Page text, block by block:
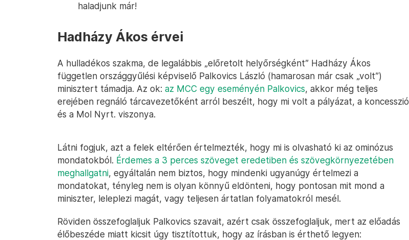
haladjunk már!
Hadházy Ákos érvei
A hulladékos szakma, de legalábbis „előretolt helyőrségként” Hadházy Ákos
független országgyűlési képviselő Palkovics László (hamarosan már csak „volt”)
minisztert támadja. Az ok: az MCC egy eseményén Palkovics, akkor még teljes
erejében regnáló tárcavezetőként arról beszélt, hogy mi volt a pályázat, a koncesszió
és a Mol Nyrt. viszonya.
Látni fogjuk, azt a felek eltérően értelmezték, hogy mi is olvasható ki az ominózus
mondatokból. Érdemes a 3 perces szöveget eredetiben és szövegkörnyezetében
meghallgatni, egyáltalán nem biztos, hogy mindenki ugyanúgy értelmezi a
mondatokat, tényleg nem is olyan könnyű eldönteni, hogy pontosan mit mond a
miniszter, leleplezi magát, vagy teljesen ártatlan folyamatokról mesél.
Röviden összefoglaljuk Palkovics szavait, azért csak összefoglaljuk, mert az előadás
élőbeszéde miatt kicsit úgy tisztítottuk, hogy az írásban is érthető legyen: